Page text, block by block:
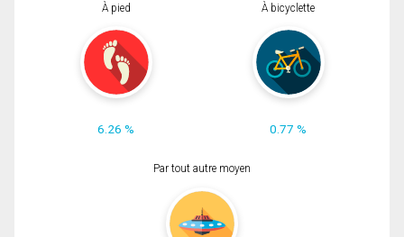
À pied
6.26 %
À bicyclette
0.77 %
Par tout autre moyen